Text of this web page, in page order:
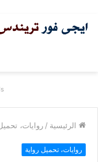
الرئيسية / روايات،
روايات، تحميل رواية